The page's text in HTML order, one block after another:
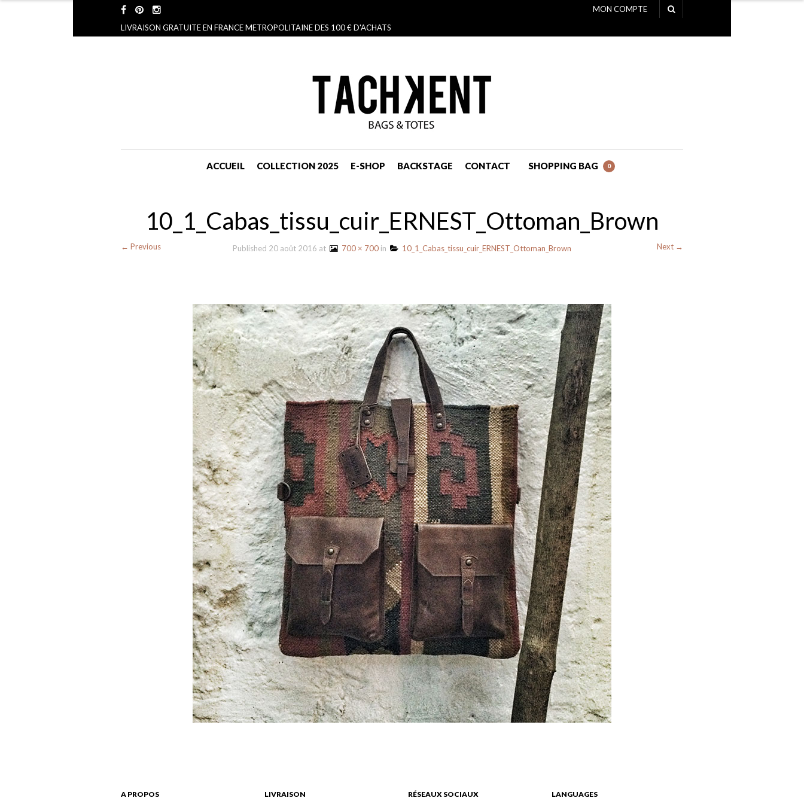
LIVRAISON GRATUITE EN FRANCE METROPOLITAINE DES 100 € D'ACHATS
MON COMPTE
ACCUEIL COLLECTION 2025 E-SHOP BACKSTAGE CONTACT SHOPPING BAG 0
10_1_Cabas_tissu_cuir_ERNEST_Ottoman_Brown
Published 20 août 2016 at 700 × 700 in 10_1_Cabas_tissu_cuir_ERNEST_Ottoman_Brown
← Previous Next →
A PROPOS LIVRAISON RÉSEAUX SOCIAUX LANGUAGES
NAVIGATION